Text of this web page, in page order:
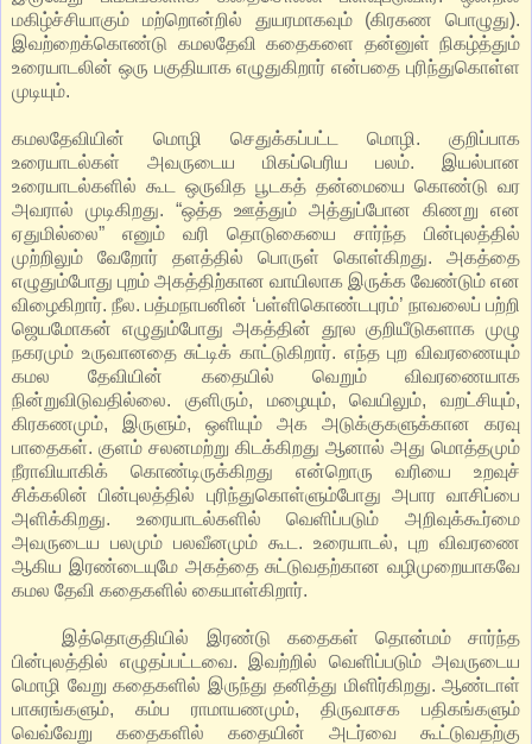
மகிழ்ச்சியாகும் மற்றொன்றில் துயரமாகவும் (கிரகண பொழுது).
இவற்றைக்கொண்டு கமலதேவி கதைகளை தன்னுள் நிகழ்த்தும்
உரையாடலின் ஒரு பகுதியாக எழுதுகிறார் என்பதை புரிந்துகொள்ள
முடியும்.
கமலதேவியின் மொழி செதுக்கப்பட்ட மொழி. குறிப்பாக
உரையாடல்கள் அவருடைய மிகப்பெரிய பலம். இயல்பான
உரையாடல்களில் கூட ஒருவித பூடகத் தன்மையை கொண்டு வர
அவரால் முடிகிறது. “ஒத்த ஊத்தும் அத்துப்போன கிணறு என
ஏதுமில்லை” எனும் வரி தொடுகையை சார்ந்த பின்புலத்தில்
முற்றிலும் வேறோர் தளத்தில் பொருள் கொள்கிறது. அகத்தை
எழுதும்போது புறம் அகத்திற்கான வாயிலாக இருக்க வேண்டும் என
விழைகிறார். நீல. பத்மநாபனின் ‘பள்ளிகொண்டபுரம்’ நாவலைப் பற்றி
ஜெயமோகன் எழுதும்போது அகத்தின் தூல குறியீடுகளாக முழு
நகரமும் உருவானதை சுட்டிக் காட்டுகிறார். எந்த புற விவரணையும்
கமல தேவியின் கதையில் வெறும் விவரணையாக
நின்றுவிடுவதில்லை. குளிரும், மழையும், வெயிலும், வறட்சியும்,
கிரகணமும், இருளும், ஒளியும் அக அடுக்குகளுக்கான கரவு
பாதைகள். குளம் சலனமற்று கிடக்கிறது ஆனால் அது மொத்தமும்
நீராவியாகிக் கொண்டிருக்கிறது என்றொரு வரியை உறவுச்
சிக்கலின் பின்புலத்தில் புரிந்துகொள்ளும்போது அபார வாசிப்பை
அளிக்கிறது. உரையாடல்களில் வெளிப்படும் அறிவுக்கூர்மை
அவருடைய பலமும் பலவீனமும் கூட. உரையாடல், புற விவரணை
ஆகிய இரண்டையுமே அகத்தை சுட்டுவதற்கான வழிமுறையாகவே
கமல தேவி கதைகளில் கையாள்கிறார்.
இத்தொகுதியில் இரண்டு கதைகள் தொன்மம் சார்ந்த
பின்புலத்தில் எழுதப்பட்டவை. இவற்றில் வெளிப்படும் அவருடைய
மொழி வேறு கதைகளில் இருந்து தனித்து மிளிர்கிறது. ஆண்டாள்
பாசுரங்களும், கம்ப ராமாயணமும், திருவாசக பதிகங்களும்
வெவ்வேறு கதைகளில் கதையின் அடர்வை கூட்டுவதற்கு